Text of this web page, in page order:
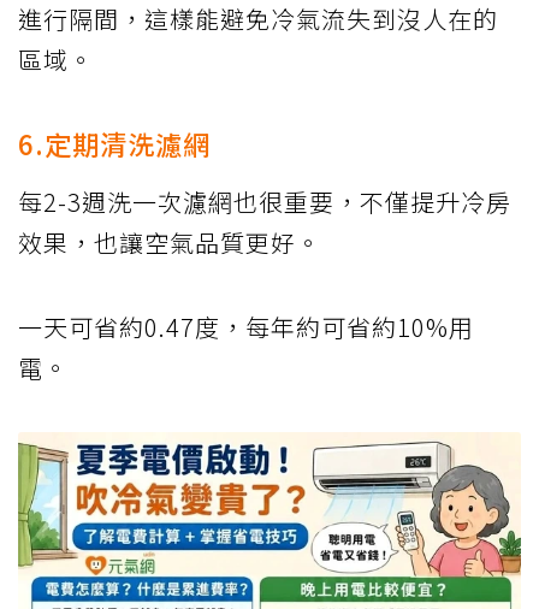
進行隔間，這樣能避免冷氣流失到沒人在的
區域。
6.定期清洗濾網
每2-3週洗一次濾網也很重要，不僅提升冷房
效果，也讓空氣品質更好。
一天可省約0.47度，每年約可省約10%用
電。